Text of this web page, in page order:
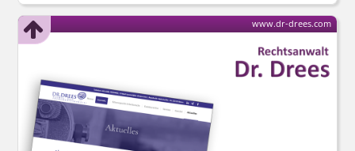
www.dr-drees.com